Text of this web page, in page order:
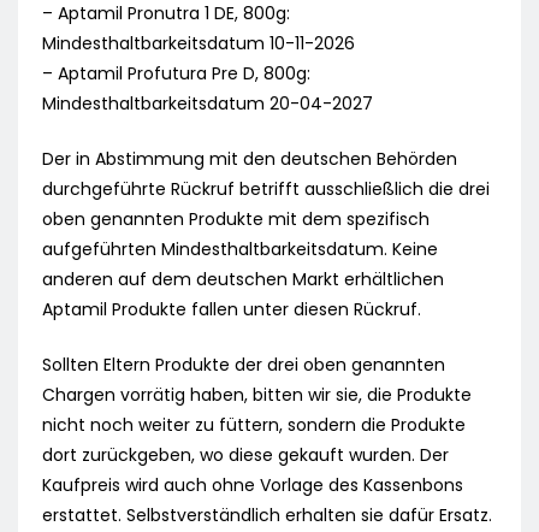
– Aptamil Pronutra 1 DE, 800g:
Mindesthaltbarkeitsdatum 10-11-2026
– Aptamil Profutura Pre D, 800g:
Mindesthaltbarkeitsdatum 20-04-2027
Der in Abstimmung mit den deutschen Behörden
durchgeführte Rückruf betrifft ausschließlich die drei
oben genannten Produkte mit dem spezifisch
aufgeführten Mindesthaltbarkeitsdatum. Keine
anderen auf dem deutschen Markt erhältlichen
Aptamil Produkte fallen unter diesen Rückruf.
Sollten Eltern Produkte der drei oben genannten
Chargen vorrätig haben, bitten wir sie, die Produkte
nicht noch weiter zu füttern, sondern die Produkte
dort zurückgeben, wo diese gekauft wurden. Der
Kaufpreis wird auch ohne Vorlage des Kassenbons
erstattet. Selbstverständlich erhalten sie dafür Ersatz.